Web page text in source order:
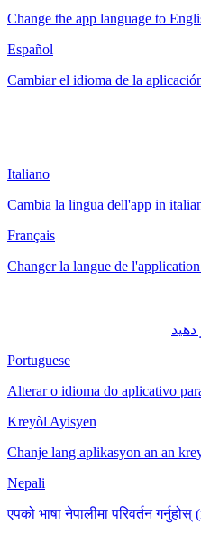
Change the app language to
Español
Cambiar el idioma de la
Italiano
Cambia la lingua dell'app in
Français
Changer la langue de
Portuguese
Alterar o idioma do aplicativo
Kreyòl Ayisyen
Chanje lang aplikasyon an an
Nepali
एपको भाषा नेपालीमा परिवर्तन गर्नुहोस्